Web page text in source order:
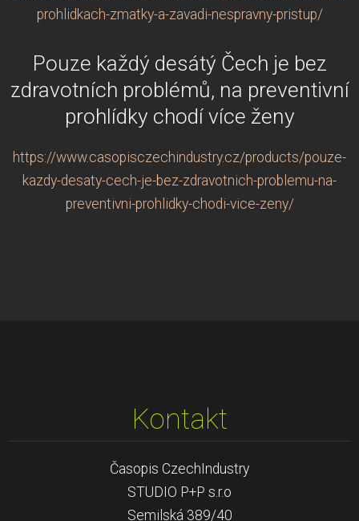
prohlidkach-zmatky-a-zavadi-nespravny-pristup/
Pouze každý desátý Čech je bez
zdravotních problémů, na preventivní
prohlídky chodí více ženy
https://www.casopisczechindustry.cz/products/pouze-
kazdy-desaty-cech-je-bez-zdravotnich-problemu-na-
preventivni-prohlidky-chodi-vice-zeny/
Kontakt
Časopis CzechIndustry
STUDIO P+P s.r.o
Semilská 389/40